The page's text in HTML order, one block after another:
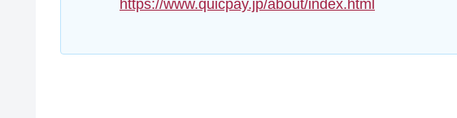
https://www.quicpay.jp/about/index.html